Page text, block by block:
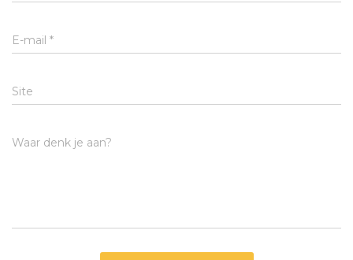
E-mail *
Site
Waar denk je aan?